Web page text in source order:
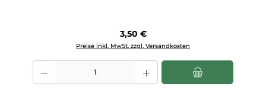
Regulärer Preis:
3,50 €
Preise inkl. MwSt. zzgl. Versandkosten
Produkt Anzahl: Gib den gewünschten Wert ein oder benutze die